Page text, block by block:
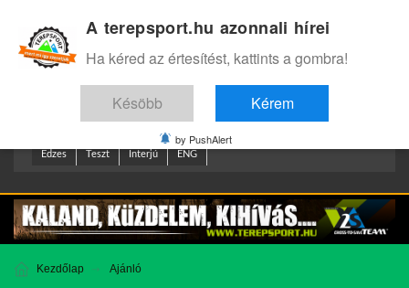
Edzes Teszt Interjú ENG
Kezdőlap Ajánló
A terepsport.hu azonnali hírei
Ha kéred az értesítést, kattints a gombra!
Késöbb Kérem
by PushAlert